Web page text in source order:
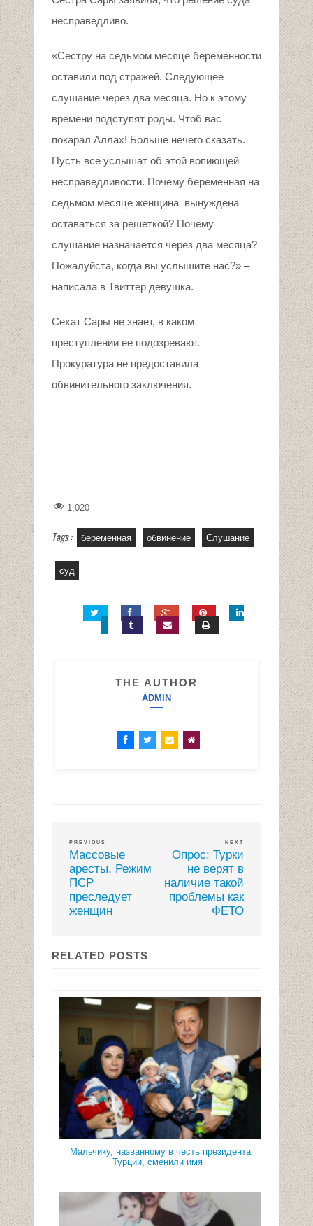
несправедливо.
«Сестру на седьмом месяце беременности
оставили под стражей. Следующее
слушание через два месяца. Но к этому
времени подступят роды. Чтоб вас
покарал Аллах! Больше нечего сказать.
Пусть все услышат об этой вопиющей
несправедливости. Почему беременная на
седьмом месяце женщина вынуждена
оставаться за решеткой? Почему
слушание назначается через два месяца?
Пожалуйста, когда вы услышите нас?» –
написала в Твиттер девушка.
Сехат Сары не знает, в каком
преступлении ее подозревают.
Прокуратура не предоставила
обвинительного заключения.
1,020
Tags : беременная обвинение Слушание
суд
THE AUTHOR
ADMIN
PREVIOUS
Массовые
аресты. Режим
ПСР
преследует
женщин
NEXT
Опрос: Турки
не верят в
наличие такой
проблемы как
ФЕТО
RELATED POSTS
Мальчику, названному в честь президента
Турции, сменили имя